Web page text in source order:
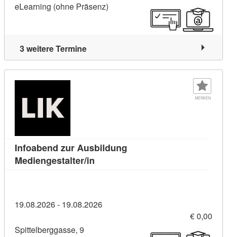
eLearning (ohne Präsenz)
3 weitere Termine
MERKEN
Infoabend zur Ausbildung
Mediengestalter/in
19.08.2026 - 19.08.2026
€ 0,00
Spittelberggasse, 9